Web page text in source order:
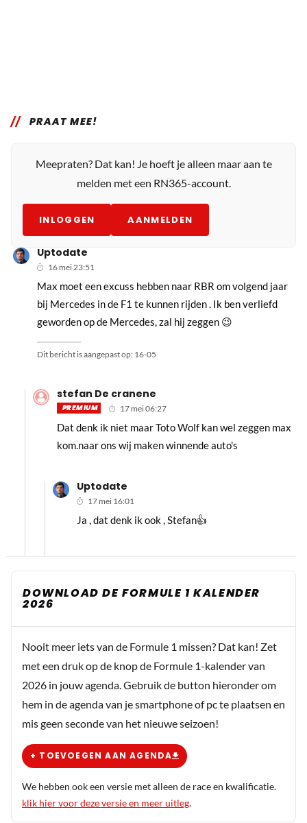
PRAAT MEE!
Meepraten? Dat kan! Je hoeft je alleen maar aan te
melden met een RN365-account.
INLOGGEN AANMELDEN
Uptodate
16 mei 23:51
Max moet een excuss hebben naar RBR om volgend jaar
bij Mercedes in de F1 te kunnen rijden . Ik ben verliefd
geworden op de Mercedes, zal hij zeggen 😉
Dit bericht is aangepast op: 16-05
stefan De cranene
PREMIUM 17 mei 06:27
Dat denk ik niet maar Toto Wolf kan wel zeggen max
kom.naar ons wij maken winnende auto's
Uptodate
17 mei 16:01
Ja , dat denk ik ook , Stefan👍
DOWNLOAD DE FORMULE 1 KALENDER
2026
Nooit meer iets van de Formule 1 missen? Dat kan! Zet
met een druk op de knop de Formule 1-kalender van
2026 in jouw agenda. Gebruik de button hieronder om
hem in de agenda van je smartphone of pc te plaatsen en
mis geen seconde van het nieuwe seizoen!
+ TOEVOEGEN AAN AGENDA
We hebben ook een versie met alleen de race en kwalificatie.
klik hier voor deze versie en meer uitleg.